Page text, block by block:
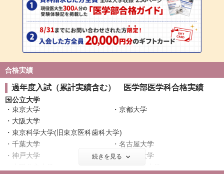
合格実績
過年度入試（累計実績含む） 医学部医学科合格実績
国公立大学
東京大学
京都大学
大阪大学
東京科学大学(旧東京医科歯科大学)
千葉大学
名古屋大学
神戸大学
北海道大学
続きを見る